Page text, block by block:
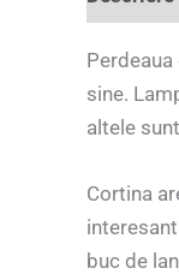
sine.
altele
Cortina
buc de